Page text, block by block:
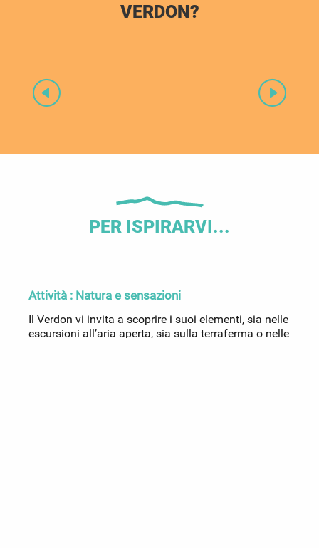
VERDON?
Nelle gole inferiori del Verdon a Montmeyan
PER ISPIRARVI...
Attività : Natura e sensazioni
Il Verdon vi invita a scoprire i suoi elementi, sia nelle
escursioni all’aria aperta, sia sulla terraferma o nelle